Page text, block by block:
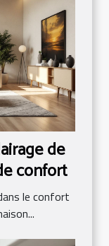
de
confort
le confort